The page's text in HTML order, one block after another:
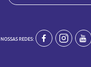
NOSSAS REDES: